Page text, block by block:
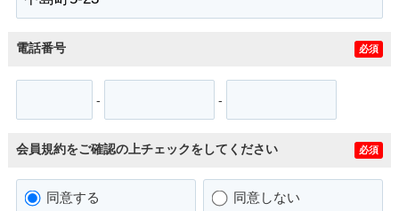
電話番号 必須
- -
会員規約をご確認の上チェックをしてください 必須
同意する 同意しない